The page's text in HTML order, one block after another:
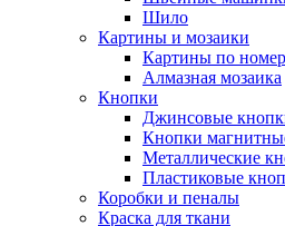
Шило
Картины и мозаики
Картины по
Алмазная мозаика
Кнопки
Джинсовые
Кнопки
Металлические
Пластиковые
Коробки и пеналы
Краска для ткани